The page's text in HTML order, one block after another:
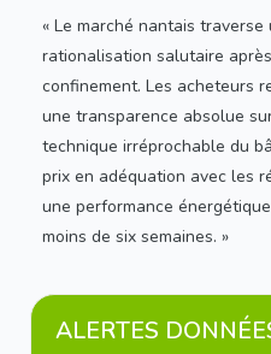
« Le marché nantais traverse
rationalisation salutaire
confinement. Les acheteurs
une transparence absolue
technique irréprochable du
prix en adéquation avec les
une performance
moins de six semaines. »
ALERTES